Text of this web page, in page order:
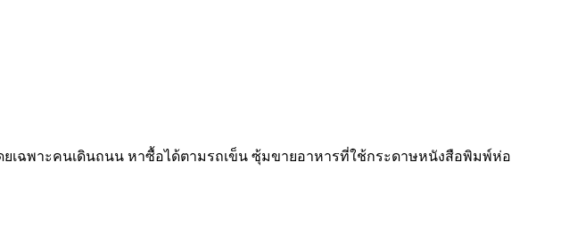
เฉพาะคนเดินถนน หาซื้อได้ตามรถเข็น ซุ้มขายอาหารที่ใช้กระดาษหนังสือพิมพ์ห่อ